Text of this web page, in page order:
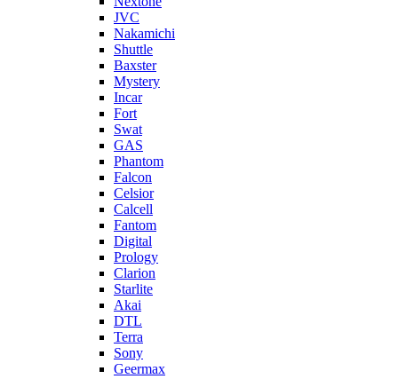
JVC
Nakamichi
Shuttle
Baxster
Mystery
Incar
Fort
Swat
GAS
Phantom
Falcon
Celsior
Calcell
Fantom
Digital
Prology
Clarion
Starlite
Akai
DTL
Terra
Sony
Geermax